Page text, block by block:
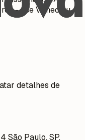
- use Vimeo ou
detalhes de
São Paulo, SP,